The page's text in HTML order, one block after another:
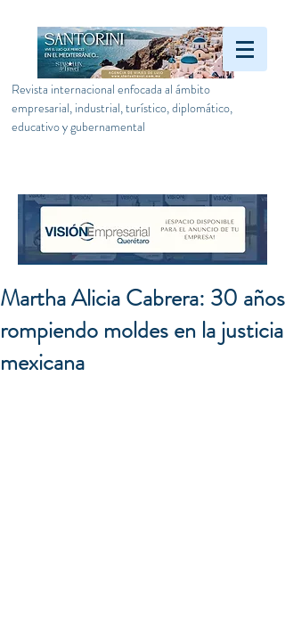
Revista internacional enfocada al ámbito
empresarial, industrial, turístico, diplomático,
educativo y gubernamental
Martha Alicia Cabrera: 30 años
rompiendo moldes en la justicia
mexicana